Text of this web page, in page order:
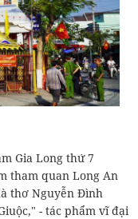
Gia Long thứ 7
tham quan Long An
thơ Nguyễn Đình
- tác phẩm vĩ đại